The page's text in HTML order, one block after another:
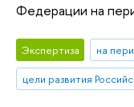
Федерации на
Экспертиза на
цели развития